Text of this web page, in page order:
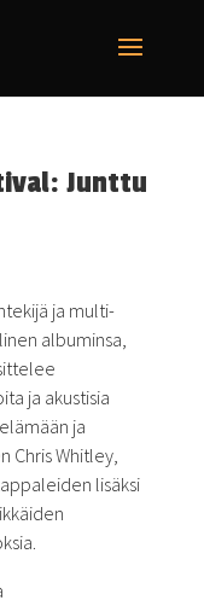
Junttu
ja multi-
albuminsa,
ja akustisia
ja
Chris Whitley,
lisäksi